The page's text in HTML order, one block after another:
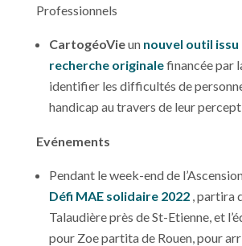
Professionnels
CartogéoVieun nouvel outil issu
recherche originalefinancée par
identifier les difficultés de
handicap au travers de leur
Evénements
Pendant le week-end de
Défi MAE solidaire 2022, partira
Talaudière près de St-Etienne, et
pour Zoe partita de Rouen, pour